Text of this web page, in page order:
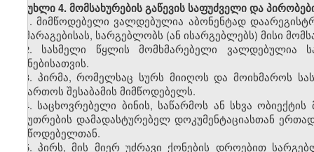
მუხლი 4. მომსახურების გაწევის საფუძველი და
1. მიმწოდებელი ვალდებულია აბონენტად
მომარაგებისას, სარგებლობს (ან ისარგებლებს) მისი
2. სასმელი წყლის მომხმარებელი ვალდებულია
მიზნებისათვის.
3. პირმა, რომელსაც სურს მიიღოს და მოიხმაროს
მიმართოს შესაბამის მიმწოდებელს.
4. საცხოვრებელი ბინის, საწარმოს ან სხვა
საკუთრების დამადასტურებელ დოკუმენტაციასთან
მიმწოდებელთან.
5. პირს, მის მიერ უძრავი ქონების დროებით